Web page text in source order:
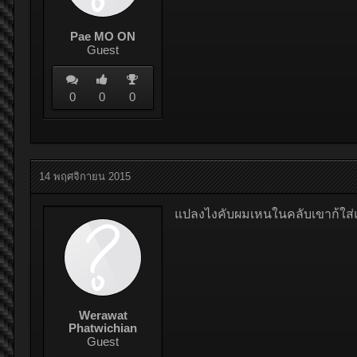
Pae MO ON
Guest
0 0 0
14 พฤศจิกายน 2015
Werawat
Phatwichian
Guest
แปลงไงคับผมเหนในคลับเขาก้ใ